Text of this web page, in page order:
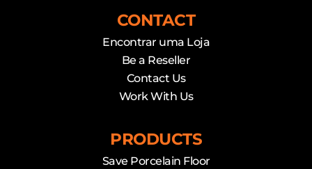
CONTACT
Encontrar uma Loja
Be a Reseller
Contact Us
Work With Us
PRODUCTS
Save Porcelain Floor